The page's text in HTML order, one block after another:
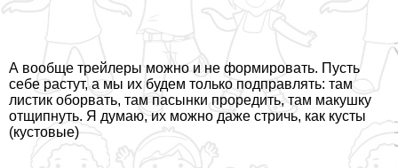
А вообще трейлеры можно и не формировать. Пусть
себе растут, а мы их будем только подправлять: там
листик оборвать, там пасынки проредить, там макушку
отщипнуть. Я думаю, их можно даже стричь, как кусты
(кустовые)